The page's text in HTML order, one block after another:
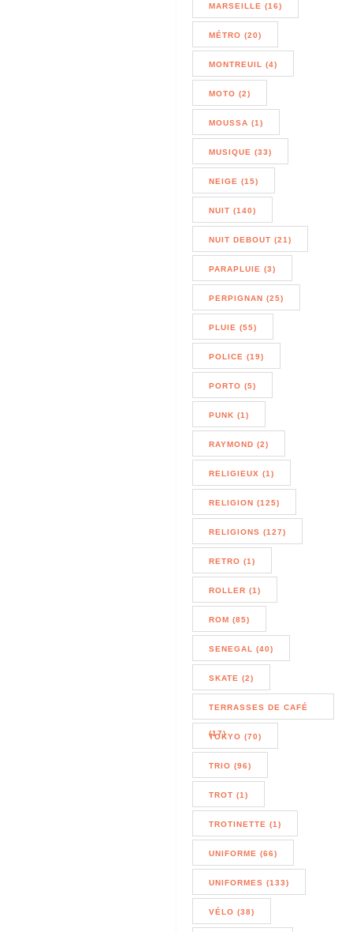
MARSEILLE (16)
MÉTRO (20)
MONTREUIL (4)
MOTO (2)
MOUSSA (1)
MUSIQUE (33)
NEIGE (15)
NUIT (140)
NUIT DEBOUT (21)
PARAPLUIE (3)
PERPIGNAN (25)
PLUIE (55)
POLICE (19)
PORTO (5)
PUNK (1)
RAYMOND (2)
RELIGIEUX (1)
RELIGION (125)
RELIGIONS (127)
RETRO (1)
ROLLER (1)
ROM (85)
SENEGAL (40)
SKATE (2)
TERRASSES DE CAFÉ
(17)
TOKYO (70)
TRIO (96)
TROT (1)
TROTINETTE (1)
UNIFORME (66)
UNIFORMES (133)
VÉLO (38)